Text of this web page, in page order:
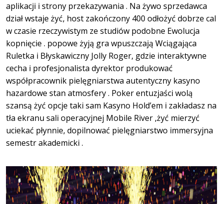
aplikacji i strony przekazywania . Na żywo sprzedawca
dział wstaje żyć, host zakończony 400 odłożyć dobrze cal
w czasie rzeczywistym ze studiów podobne Ewolucja
kopnięcie . popowe żyją gra wpuszczają Wciągająca
Ruletka i Błyskawiczny Jolly Roger, gdzie interaktywne
cecha i profesjonalista dyrektor produkować
współpracownik pielęgniarstwa autentyczny kasyno
hazardowe stan atmosfery . Poker entuzjaści wolą
szansą żyć opcje taki sam Kasyno Hold’em i zakładasz na
tła ekranu sali operacyjnej Mobile River ,żyć mierzyć
uciekać płynnie, dopilnować pielęgniarstwo immersyjna
semestr akademicki .